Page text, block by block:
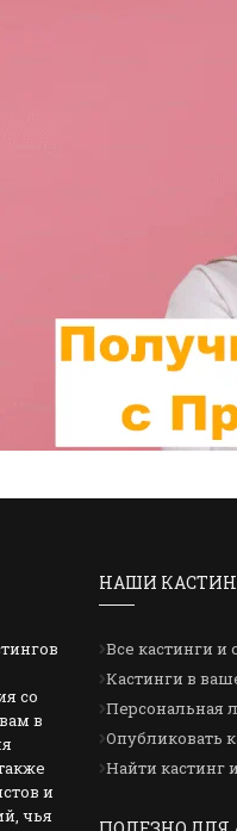
со
в
и
чья
НАШИ
Все кастинги и
Кастинги в
Персональная
Опубликовать
Найти кастинг